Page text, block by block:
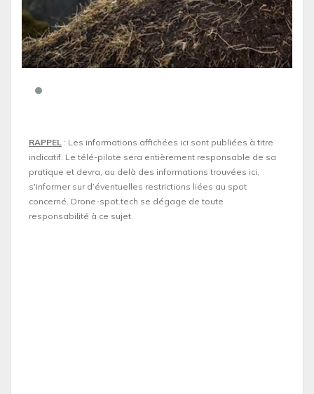
RAPPEL : Les informations affichées ici sont publiées à titre
indicatif. Le télé-pilote sera entièrement responsable de sa
pratique et devra, au delà des informations trouvées ici,
s'informer sur d’éventuelles restrictions liées au spot
concerné. Drone-spot.tech se dégage de toute
responsabilité à ce sujet.